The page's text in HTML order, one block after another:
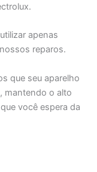
apenas
reparos.
que seu aparelho
mantendo o alto
você espera da